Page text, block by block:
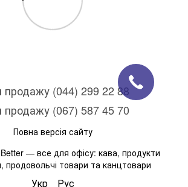
продажу (044) 299 22 88
продажу (067) 587 45 70
Повна версія сайту
— все для офісу: кава, продукти
продовольчі товари та канцтовари
Укр Рус